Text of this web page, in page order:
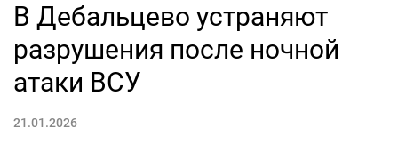
В Дебальцево устраняют
разрушения после ночной
атаки ВСУ
21.01.2026